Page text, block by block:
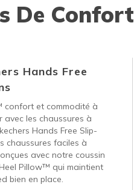
De Confort
Hands Free
confort et commodité à
avec les chaussures à
Hands Free Slip-
chaussures faciles à
avec notre coussin
Pillow™ qui maintient
bien en place.